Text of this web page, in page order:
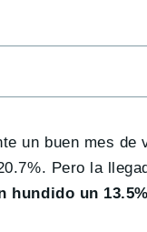
un buen mes
Pero la
hundido un